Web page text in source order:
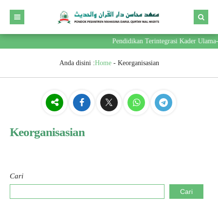
Pendidikan Terintegrasi Kader
Anda disini :Home- Keorganisasian
Keorganisasian
Cari
Cari